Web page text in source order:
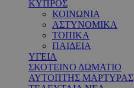
ΚΥΠΡΟΣ
ΚΟΙΝΩΝΙΑ
ΑΣΤΥΝΟΜΙΚΑ
ΤΟΠΙΚΑ
ΠΑΙΔΕΙΑ
ΥΓΕΙΑ
ΣΚΟΤΕΙΝΟ ΔΩΜΑΤΙΟ
ΑΥΤΟΠΤΗΣ ΜΑΡΤΥΡΑΣ